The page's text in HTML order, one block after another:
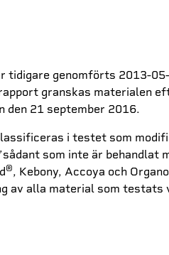
tidigare genomförts 2013-
granskas materialen
den 21 september 2016.
i testet som
som inte är behandlat
®, Kebony, Accoya och
av alla material som testats